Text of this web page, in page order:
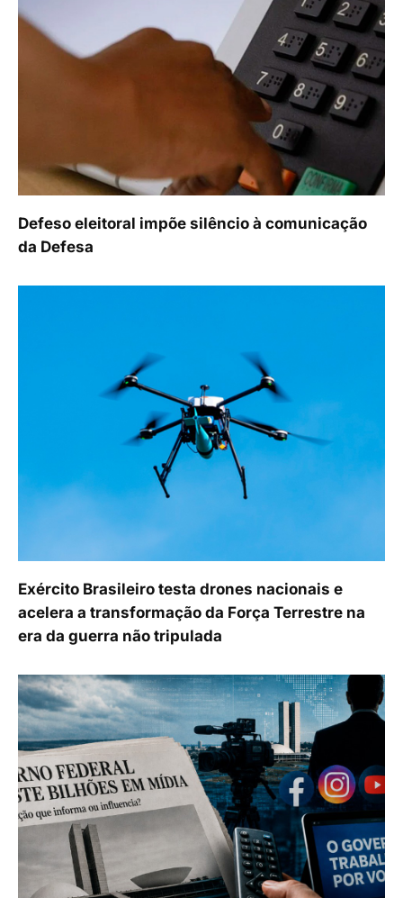
Defeso eleitoral impõe silêncio à comunicação
da Defesa
Exército Brasileiro testa drones nacionais e
acelera a transformação da Força Terrestre na
era da guerra não tripulada